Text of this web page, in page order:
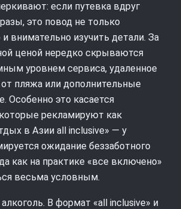
если путевка вдруг
это повод не только
и внимательно изучить детали. За
ценой нередко скрываются
уровнем сервиса, удаленное
пляжа или дополнительные
Особенно это касается
рекламируют как
в Азии all inclusive» — у
ожидание беззаботного
как на практике «все включено»
весьма условным.
В формат «all inclusive» и